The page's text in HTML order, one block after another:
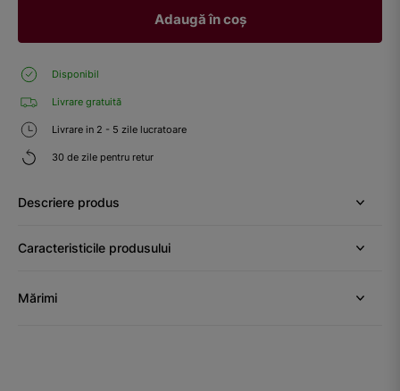
Adaugă în coș
Disponibil
Livrare gratuită
Livrare in 2 - 5 zile lucratoare
30 de zile pentru retur
Descriere produs
Caracteristicile produsului
Mărimi